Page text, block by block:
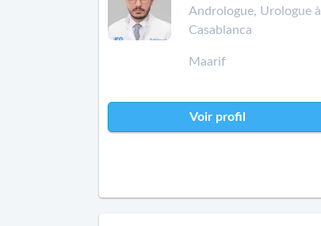
Andrologue, Urologue à
Casablanca
Maarif
Voir profil